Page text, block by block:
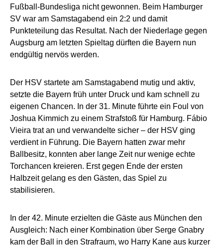
Fußball-Bundesliga nicht gewonnen. Beim Hamburger
SV war am Samstagabend ein 2:2 und damit
Punkteteilung das Resultat. Nach der Niederlage gegen
Augsburg am letzten Spieltag dürften die Bayern nun
endgültig nervös werden.
Der HSV startete am Samstagabend mutig und aktiv,
setzte die Bayern früh unter Druck und kam schnell zu
eigenen Chancen. In der 31. Minute führte ein Foul von
Joshua Kimmich zu einem Strafstoß für Hamburg. Fábio
Vieira trat an und verwandelte sicher – der HSV ging
verdient in Führung. Die Bayern hatten zwar mehr
Ballbesitz, konnten aber lange Zeit nur wenige echte
Torchancen kreieren. Erst gegen Ende der ersten
Halbzeit gelang es den Gästen, das Spiel zu
stabilisieren.
In der 42. Minute erzielten die Gäste aus München den
Ausgleich: Nach einer Kombination über Serge Gnabry
kam der Ball in den Strafraum, wo Harry Kane aus kurzer